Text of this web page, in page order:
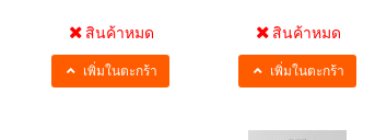
สินค้าหมด
เพิ่มในตะกร้า
สินค้าหมด
เพิ่มในตะกร้า